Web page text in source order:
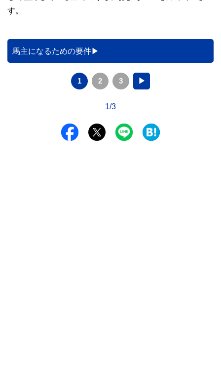
す。
馬主になるための要件
1 2 3 ▶
1/3